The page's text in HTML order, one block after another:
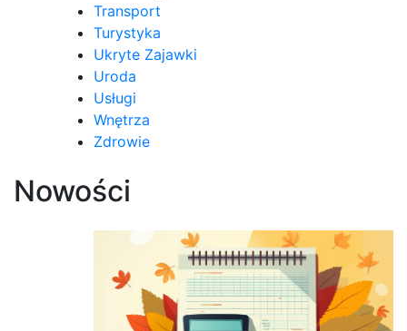
Transport
Turystyka
Ukryte Zajawki
Uroda
Usługi
Wnętrza
Zdrowie
Nowości